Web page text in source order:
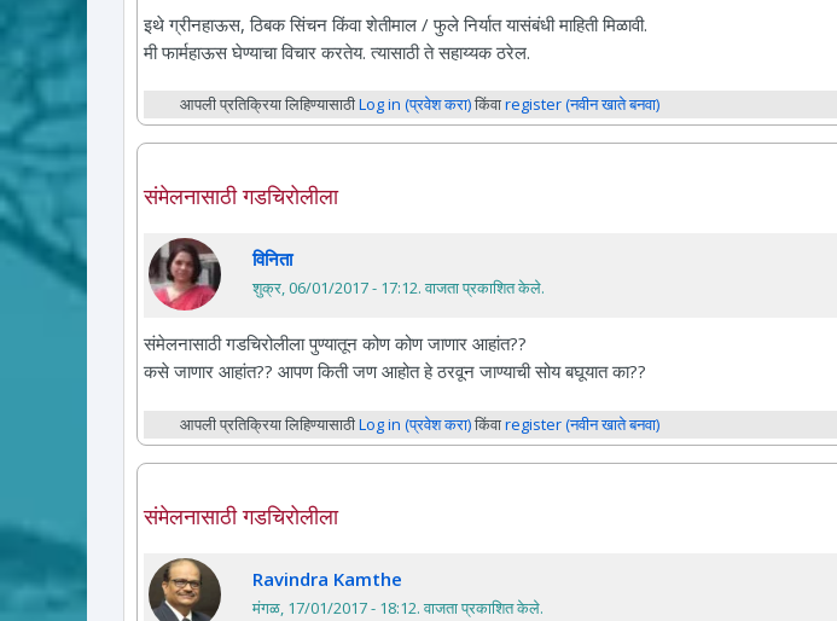
इथे ग्रीनहाऊस, ठिबक सिंचन किंवा शेतीमाल / फुले निर्यात यासंबंधी माहिती मिळावी.
मी फार्महाऊस घेण्याचा विचार करतेय. त्यासाठी ते सहाय्यक ठरेल.
आपली प्रतिक्रिया लिहिण्यासाठीLog in (प्रवेश करा)किंवाregister (नवीन खाते बनवा)
संमेलनासाठी गडचिरोलीला
विनिता
शुक्र, 06/01/2017 - 17:12. वाजता प्रकाशित केले.
संमेलनासाठी गडचिरोलीला पुण्यातून कोण कोण जाणार आहांत??
कसे जाणार आहांत?? आपण किती जण आहोत हे ठरवून जाण्याची सोय बघूयात का??
आपली प्रतिक्रिया लिहिण्यासाठीLog in (प्रवेश करा)किंवाregister (नवीन खाते बनवा)
संमेलनासाठी गडचिरोलीला
Ravindra Kamthe
मंगळ, 17/01/2017 - 18:12. वाजता प्रकाशित केले.